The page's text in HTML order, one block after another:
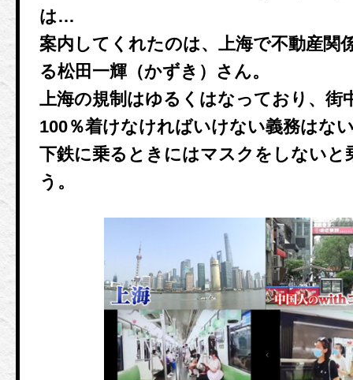
は…
案内してくれたのは、上海で不動産関
る松田一輝（かずき）さん。
上海の規制はゆるくはなっており、街
100％着けなければいけない義務はな
下鉄に乗るときにはマスクをしないと
う。